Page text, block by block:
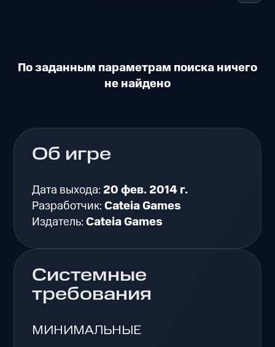
По заданным параметрам поиска ничего
не найдено
Об игре
Дата выхода: 20 фев. 2014 г.
Разработчик:Cateia Games
Издатель:Cateia Games
Системные
требования
МИНИМАЛЬНЫЕ